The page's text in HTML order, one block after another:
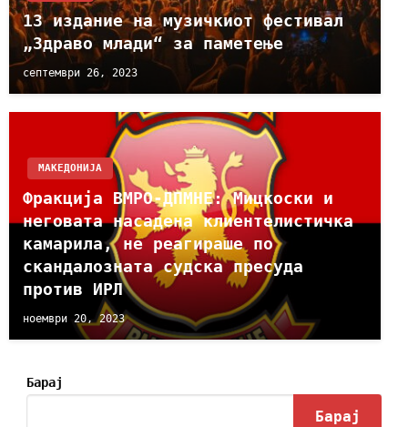
13 издание на музичкиот фестивал
„Здраво млади“ за паметење
септември 26, 2023
МАКЕДОНИЈА
Фракција ВМРО-ДПМНЕ: Мицкоски и
неговата насадена клиентелистичка
камарила, не реагираше по
скандалозната судска пресуда
против ИРЛ
ноември 20, 2023
Барај
Барај